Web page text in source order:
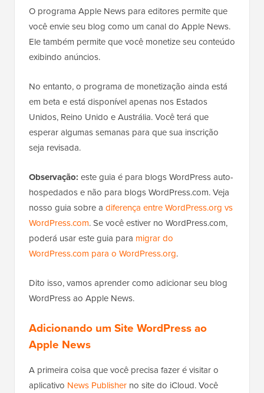
O programa Apple News para editores permite que
você envie seu blog como um canal do Apple News.
Ele também permite que você monetize seu conteúdo
exibindo anúncios.
No entanto, o programa de monetização ainda está
em beta e está disponível apenas nos Estados
Unidos, Reino Unido e Austrália. Você terá que
esperar algumas semanas para que sua inscrição
seja revisada.
Observação: este guia é para blogs WordPress auto-
hospedados e não para blogs WordPress.com. Veja
nosso guia sobre a diferença entre WordPress.org vs
WordPress.com. Se você estiver no WordPress.com,
poderá usar este guia para migrar do
WordPress.com para o WordPress.org.
Dito isso, vamos aprender como adicionar seu blog
WordPress ao Apple News.
Adicionando um Site WordPress ao
Apple News
A primeira coisa que você precisa fazer é visitar o
aplicativo News Publisher no site do iCloud. Você